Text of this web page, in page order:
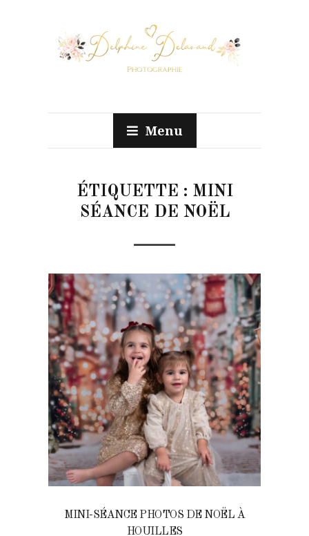
Menu
ÉTIQUETTE : MINI
SÉANCE DE NOËL
MINI-SÉANCE PHOTOS DE NOËL À
HOUILLES